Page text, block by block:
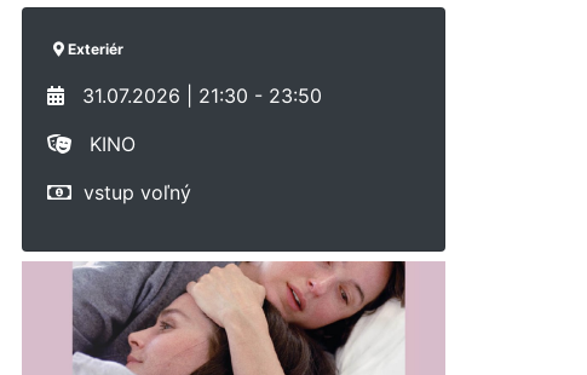
Exteriér
31.07.2026 | 21:30 - 23:50
KINO
vstup voľný